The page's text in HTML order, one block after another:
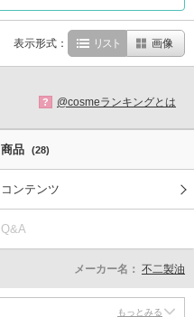
表示形式： リスト 画像
? @cosmeランキングとは
商品 (28)
コンテンツ
Q&A
メーカー名： 不二製油
もっとみる